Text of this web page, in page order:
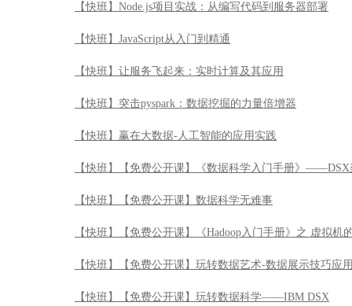
【快班】Node.js项目实战：从编写代码到服务器部署
【快班】JavaScript从入门到精通
【快班】让服务飞起来：实时计算及其应用
【快班】突击pyspark：数据挖掘的力量倍增器
【快班】赢在大数据-人工智能的应用实践
【快班】【免费公开课】《数据科学入门手册》
【快班】【免费公开课】数据科学无难事
【快班】【免费公开课】《Hadoop入门手册》之 虚拟机
【快班】【免费公开课】玩转数据艺术-数据展示技巧应
【快班】【免费公开课】玩转数据科学——IBM DSX